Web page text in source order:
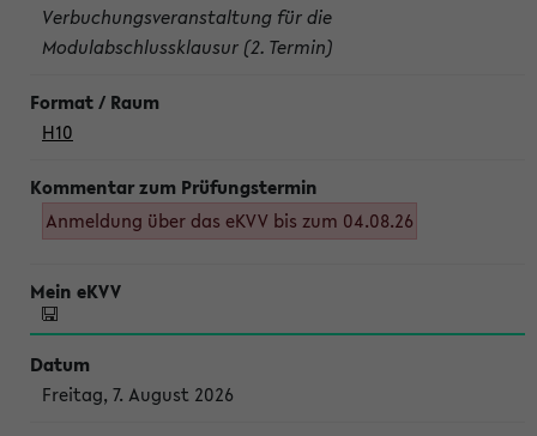
Verbuchungsveranstaltung für die
Modulabschlussklausur (2. Termin)
H10
Anmeldung über das eKVV bis zum 04.08.26
Freitag, 7. August 2026